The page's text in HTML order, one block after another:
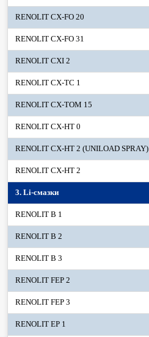
RENOLIT CX-FO 20
RENOLIT CX-FO 31
RENOLIT CXI 2
RENOLIT CX-TC 1
RENOLIT CX-TOM 15
RENOLIT CX-HT 0
RENOLIT CX-HT 2 (UNILOAD SPRAY)
RENOLIT CX-HT 2
3. Li-смазки
RENOLIT B 1
RENOLIT B 2
RENOLIT B 3
RENOLIT FEP 2
RENOLIT FEP 3
RENOLIT EP 1